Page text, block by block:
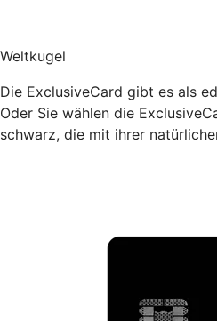
Weltkugel
Die ExclusiveCard gibt es als
Oder Sie wählen die
schwarz, die mit ihrer